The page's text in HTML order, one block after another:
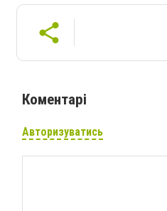
Коментарі
Авторизуватись